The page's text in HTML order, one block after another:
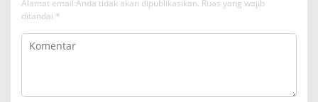
Alamat email Anda tidak akan dipublikasikan. Ruas yang wajib
ditandai *